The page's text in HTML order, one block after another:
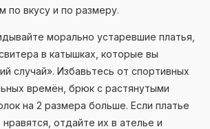
по вкусу и по размеру.
морально устаревшие платья,
в катышках, которые вы
случай». Избавьтесь от спортивных
времён, брюк с растянутыми
на 2 размера больше. Если платье
отдайте их в ателье и